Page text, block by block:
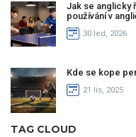
Jak se anglicky
používání v
30 led, 2026
Kde se kope
21 lis, 2025
TAG CLOUD